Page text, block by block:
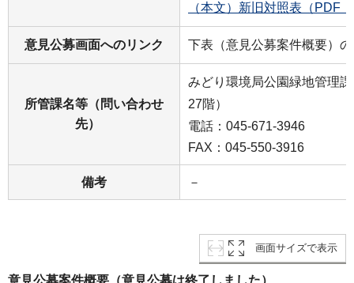
（本文）新旧対照表（PDF
意見公募画面へのリンク 下表（意見公募案件概要）
所管課名等（問い合わせ
先）
みどり環境局公園緑地管理
27階）
電話：045-671-3946
FAX：045-550-3916
備考 －
画面サイズで表示
意見公募案件概要（意見公募は終了しました）